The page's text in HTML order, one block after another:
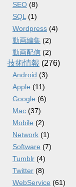
SEO (8)
SQL (1)
Wordpress (4)
動画編集 (2)
動画配信 (2)
技術情報 (276)
Android (3)
Apple (11)
Google (6)
Mac (37)
Mobile (2)
Network (1)
Software (7)
Tumblr (4)
Twitter (8)
WebService (61)